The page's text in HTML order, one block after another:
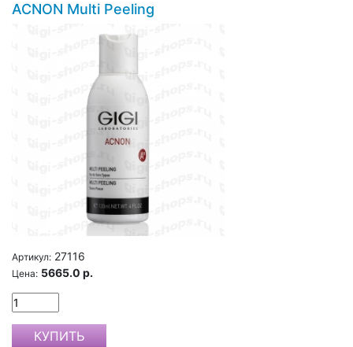
ACNON Multi Peeling
Артикул: 27116
Цена: 5665.0 р.